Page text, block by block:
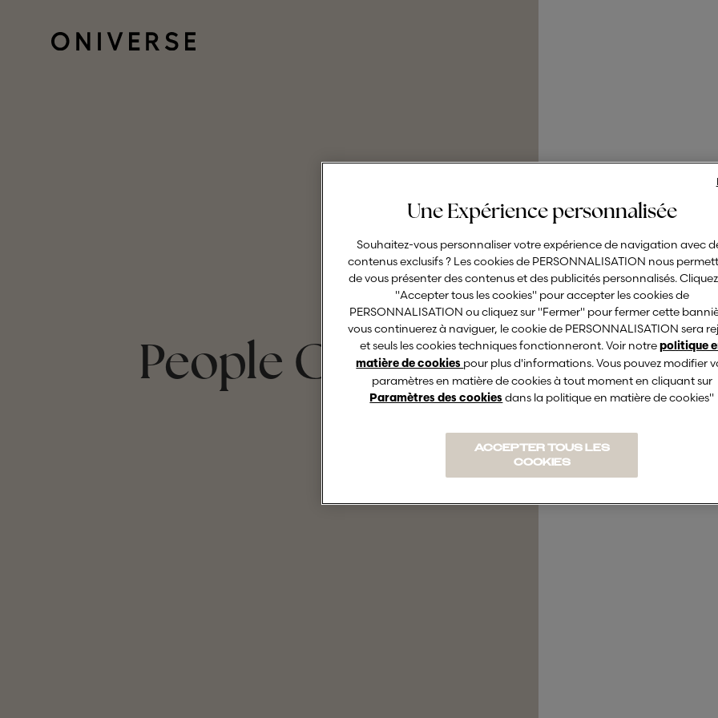
People Care
© CALZEDONIA
Villafranca (VR) -
Une Expérience personnalisée
Souhaitez-vous personnaliser votre expérience de navigation avec
contenus exclusifs ? Les cookies de PERSONNALISATION nous
de vous présenter des contenus et des publicités personnalisés.
"Accepter tous les cookies" pour accepter les cookies de
PERSONNALISATION ou cliquez sur "Fermer" pour fermer cette
vous continuerez à naviguer, le cookie de PERSONNALISATION sera
et seuls les cookies techniques fonctionneront. Voir notre politique
matière de cookies pour plus d'informations. Vous pouvez modifier
paramètres en matière de cookies à tout moment en cliquant sur
Paramètres des cookies dans la politique en matière de cookies"
ACCEPTER TOUS LES
COOKIES